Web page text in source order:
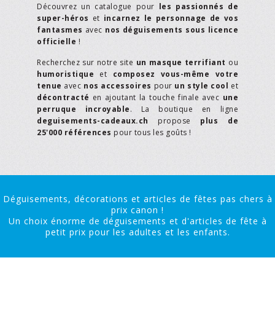
Découvrez un catalogue pour les passionnés de
super-héros et incarnez le personnage de vos
fantasmes avec nos déguisements sous licence
officielle !
Recherchez sur notre site un masque terrifiant ou
humoristique et composez vous-même votre
tenue avec nos accessoires pour un style cool et
décontracté en ajoutant la touche finale avec une
perruque incroyable. La boutique en ligne
deguisements-cadeaux.ch propose plus de
25'000 références pour tous les goûts !
Déguisements, décorations et articles de fêtes pas chers à
prix canon !
Un choix énorme de déguisements et d'articles de fête à
petit prix pour les adultes et les enfants.